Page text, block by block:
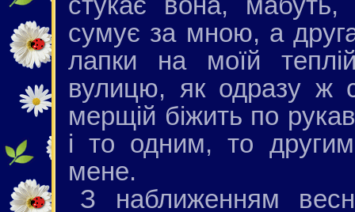
сумує за мною, а
лапки на моїй
вулицю, як одразу ж
мерщій біжить по
і то одним, то
мене.
З наближенням